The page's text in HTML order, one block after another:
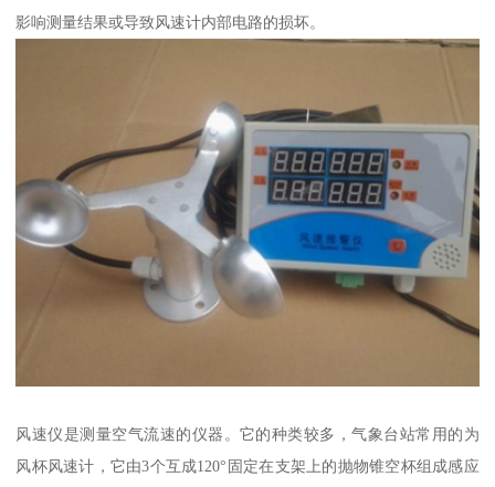
影响测量结果或导致风速计内部电路的损坏。
风速仪是测量空气流速的仪器。它的种类较多，气象台站常用的为
风杯风速计，它由3个互成120°固定在支架上的抛物锥空杯组成感应